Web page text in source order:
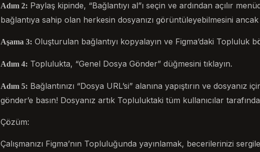
Adım 2: Paylaş kipinde, “Bağlantıyı al”ı seçin ve ardından açılır
bağlantıya sahip olan herkesin dosyanızı görüntüleyebilmesini
Aşama 3: Oluşturulan bağlantıyı kopyalayın ve Figma’daki Topluluk
Adım 4: Toplulukta, “Genel Dosya Gönder” düğmesini tıklayın.
Adım 5: Bağlantınızı “Dosya URL’si” alanına yapıştırın ve dosyanız
gönder’e basın! Dosyanız artık Topluluktaki tüm kullanıcılar
Çözüm:
Çalışmanızı Figma’nın Topluluğunda yayınlamak, becerilerinizi